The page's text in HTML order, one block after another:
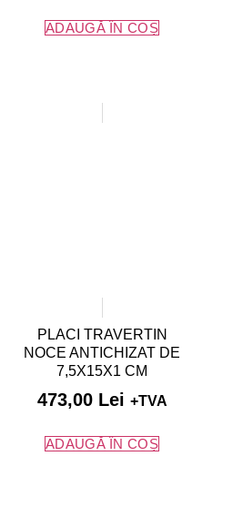
ADAUGĂ ÎN COȘ
PLACI TRAVERTIN
NOCE ANTICHIZAT DE
7,5X15X1 CM
473,00 Lei +TVA
ADAUGĂ ÎN COȘ